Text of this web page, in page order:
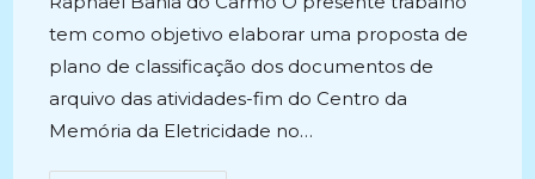
tem como objetivo elaborar uma proposta de
plano de classificação dos documentos de
arquivo das atividades-fim do Centro da
Memória da Eletricidade no…